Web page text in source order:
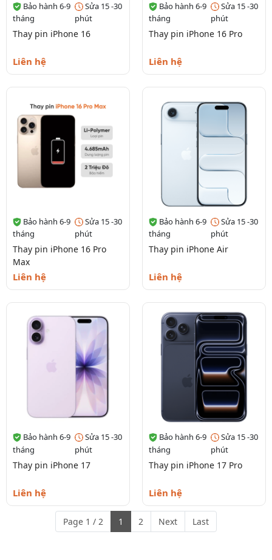
Bảo hành 6-9
tháng
Sửa 15 -30
phút
Thay pin iPhone 16
Liên hệ
Bảo hành 6-9
tháng
Sửa 15 -30
phút
Thay pin iPhone 16 Pro
Liên hệ
Bảo hành 6-9
tháng
Sửa 15 -30
phút
Thay pin iPhone 16 Pro
Max
Liên hệ
Bảo hành 6-9
tháng
Sửa 15 -30
phút
Thay pin iPhone Air
Liên hệ
Bảo hành 6-9
tháng
Sửa 15 -30
phút
Thay pin iPhone 17
Liên hệ
Bảo hành 6-9
tháng
Sửa 15 -30
phút
Thay pin iPhone 17 Pro
Liên hệ
Page 1 / 2 1 2 Next Last